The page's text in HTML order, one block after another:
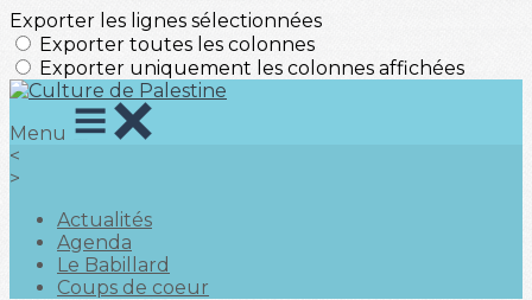
Exporter les lignes sélectionnées
Exporter toutes les colonnes
Exporter uniquement les colonnes affichées
Menu
<
>
Actualités
Agenda
Le Babillard
Coups de coeur